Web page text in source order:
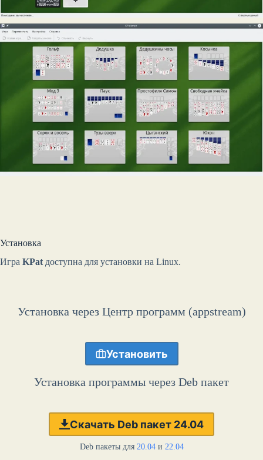
Установка
Игра KPat доступна для установки на Linux.
Установка через Центр программ (appstream)
Установить
Установка программы через Deb пакет
Скачать Deb пакет 24.04
Deb пакеты для 20.04и 22.04